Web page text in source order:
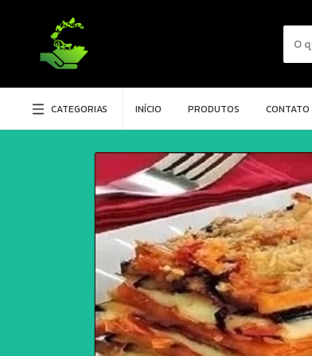
CATEGORIAS INÍCIO PRODUTOS CONTATO